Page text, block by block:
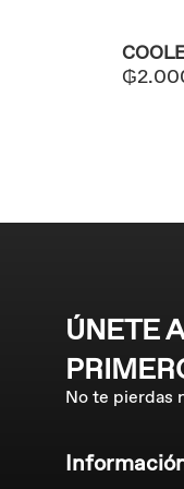
₲
ÚNETE
No te pierdas